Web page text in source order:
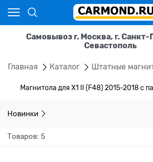
Самовывоз г. Москва, г. Санкт-
Севастополь
Главная Каталог Штатные
Магнитола для X1 II (F48) 2015-2018 с
Новинки
Товаров: 5